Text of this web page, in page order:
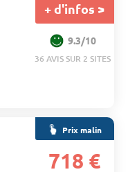
+ d'infos >
9.3/10
36 AVIS SUR 2 SITES
Prix malin
718 €